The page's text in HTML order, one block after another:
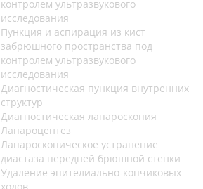
контролем ультразвукового
исследования
Пункция и аспирация из кист
забрюшного пространства под
контролем ультразвукового
исследования
Диагностическая пункция внутренних
структур
Диагностическая лапароскопия
Лапароцентез
Лапароскопическое устранение
диастаза передней брюшной стенки
Удаление эпителиально-копчиковых